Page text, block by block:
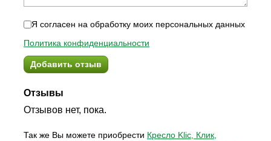
Я согласен на обработку моих персональных данных
Политика конфиденциальности
Добавить отзыв
Отзывы
Отзывов нет, пока.
Так же Вы можете приобрести Кресло Klic, Клик,